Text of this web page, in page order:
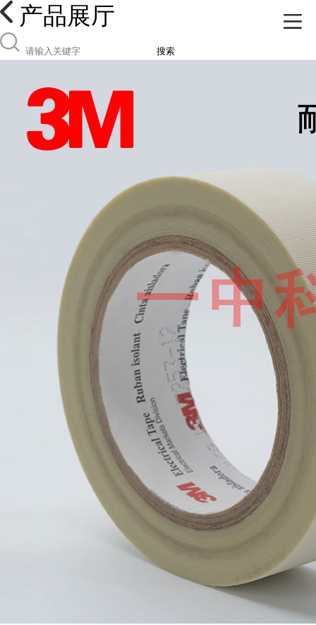
产品展厅
搜索